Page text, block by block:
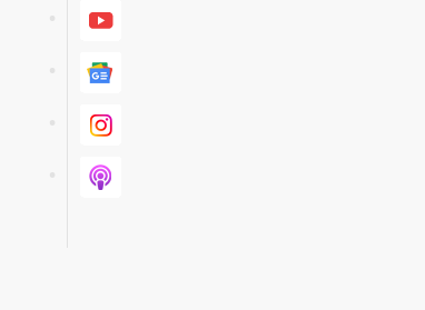
刷新時間新 → 舊
月熱門度高 → 低